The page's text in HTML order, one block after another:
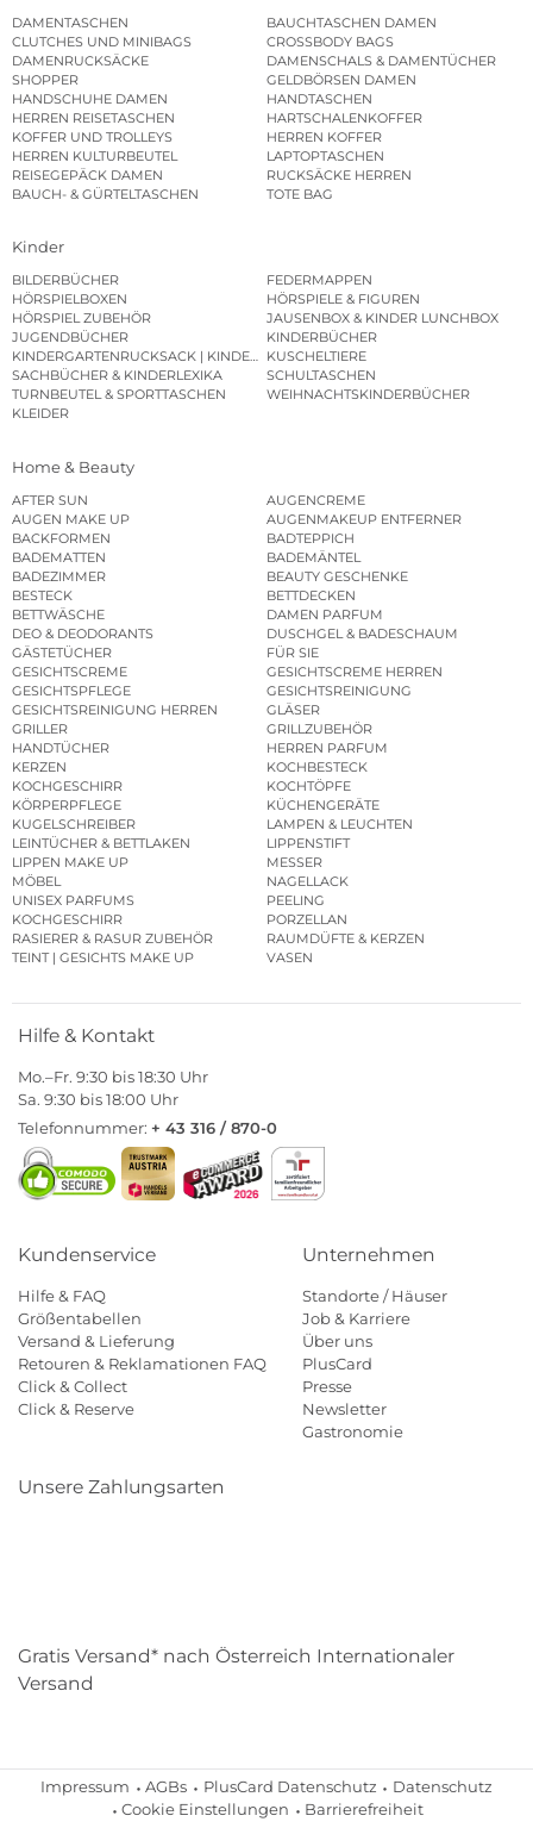
DAMENTASCHEN
BAUCHTASCHEN DAMEN
CLUTCHES UND MINIBAGS
CROSSBODY BAGS
DAMENRUCKSÄCKE
DAMENSCHALS & DAMENTÜCHER
SHOPPER
GELDBÖRSEN DAMEN
HANDSCHUHE DAMEN
HANDTASCHEN
HERREN REISETASCHEN
HARTSCHALENKOFFER
KOFFER UND TROLLEYS
HERREN KOFFER
HERREN KULTURBEUTEL
LAPTOPTASCHEN
REISEGEPÄCK DAMEN
RUCKSÄCKE HERREN
BAUCH- & GÜRTELTASCHEN
TOTE BAG
Kinder
BILDERBÜCHER
FEDERMAPPEN
HÖRSPIELBOXEN
HÖRSPIELE & FIGUREN
HÖRSPIEL ZUBEHÖR
JAUSENBOX & KINDER LUNCHBOX
JUGENDBÜCHER
KINDERBÜCHER
KINDERGARTENRUCKSACK | KINDERGARTENBEUTEL
KUSCHELTIERE
SACHBÜCHER & KINDERLEXIKA
SCHULTASCHEN
TURNBEUTEL & SPORTTASCHEN
WEIHNACHTSKINDERBÜCHER
KLEIDER
Home & Beauty
AFTER SUN
AUGENCREME
AUGEN MAKE UP
AUGENMAKEUP ENTFERNER
BACKFORMEN
BADTEPPICH
BADEMATTEN
BADEMÄNTEL
BADEZIMMER
BEAUTY GESCHENKE
BESTECK
BETTDECKEN
BETTWÄSCHE
DAMEN PARFUM
DEO & DEODORANTS
DUSCHGEL & BADESCHAUM
GÄSTETÜCHER
FÜR SIE
GESICHTSCREME
GESICHTSCREME HERREN
GESICHTSPFLEGE
GESICHTSREINIGUNG
GESICHTSREINIGUNG HERREN
GLÄSER
GRILLER
GRILLZUBEHÖR
HANDTÜCHER
HERREN PARFUM
KERZEN
KOCHBESTECK
KOCHGESCHIRR
KOCHTÖPFE
KÖRPERPFLEGE
KÜCHENGERÄTE
KUGELSCHREIBER
LAMPEN & LEUCHTEN
LEINTÜCHER & BETTLAKEN
LIPPENSTIFT
LIPPEN MAKE UP
MESSER
MÖBEL
NAGELLACK
UNISEX PARFUMS
PEELING
KOCHGESCHIRR
PORZELLAN
RASIERER & RASUR ZUBEHÖR
RAUMDÜFTE & KERZEN
TEINT | GESICHTS MAKE UP
VASEN
Hilfe & Kontakt
Mo.–Fr. 9:30 bis 18:30 Uhr
Sa. 9:30 bis 18:00 Uhr
Telefonnummer: + 43 316 / 870-0
Kundenservice
Hilfe & FAQ
Größentabellen
Versand & Lieferung
Retouren & Reklamationen FAQ
Click & Collect
Click & Reserve
Unternehmen
Standorte / Häuser
Job & Karriere
Über uns
PlusCard
Presse
Newsletter
Gastronomie
Unsere Zahlungsarten
Gratis Versand* nach Österreich Internationaler
Versand
Impressum AGBs PlusCard Datenschutz
Datenschutz
Cookie Einstellungen
Barrierefreiheit